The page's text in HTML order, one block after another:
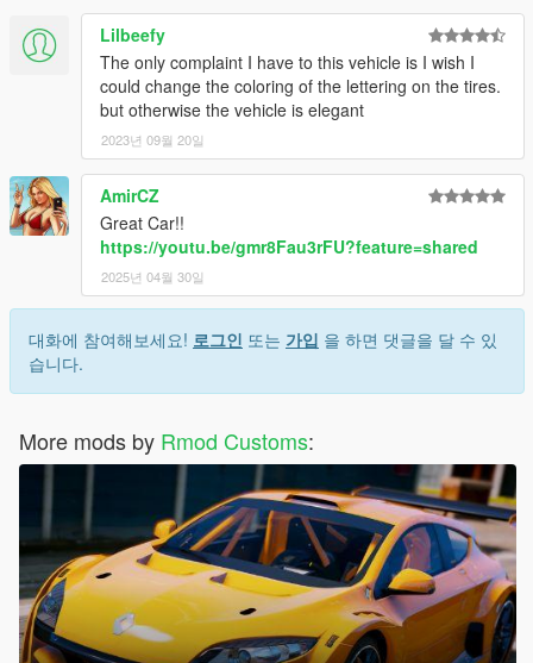
Lilbeefy
The only complaint I have to this vehicle is I wish I
could change the coloring of the lettering on the tires.
but otherwise the vehicle is elegant
2023년 09월 20일
AmirCZ
Great Car!!
https://youtu.be/gmr8Fau3rFU?feature=shared
2025년 04월 30일
대화에 참여해보세요! 로그인 또는 가입 을 하면 댓글을 달 수 있
습니다.
More mods by Rmod Customs: